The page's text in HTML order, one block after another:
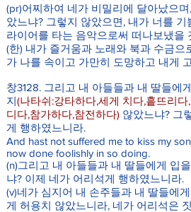
(pr)어찌하여 네가 비밀리에 달아났으
았느냐? 그렇지 않았으면, 내가 너를
라이어를 타는 음악으로써 떠나보냈을
(한) 내가 즐거움과 노래와 북과 수금
가 나를 속이고 가만히 도망하고 내게
창3128. 그리고 내 아들들과 내 딸들에
지(나타쉬:강타하다,세게 치다,흩뜨리
디다,참가하다,참전하다) 않았느냐? 그
게 행하였느니라.
And hast not suffered me to kiss my
now done foolishly in so doing.
(n)그리고 내 아들들과 내 딸들에게 입
냐? 이제 네가 어리석게 행하였느니라.
(v)네가 심지어 내 손주들과 내 딸들에
게 허용치 않았느니라, 네가 어리석은